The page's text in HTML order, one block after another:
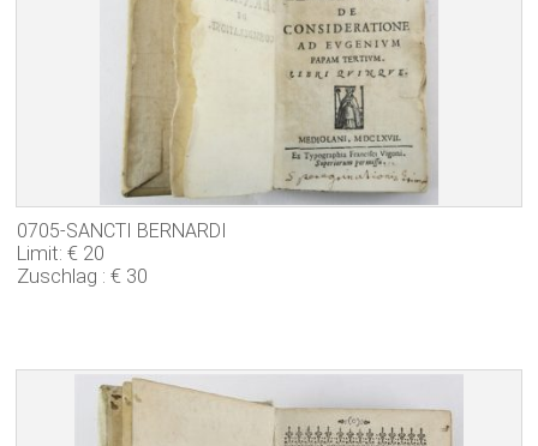
0705-SANCTI BERNARDI
Limit: € 20
Zuschlag : € 30